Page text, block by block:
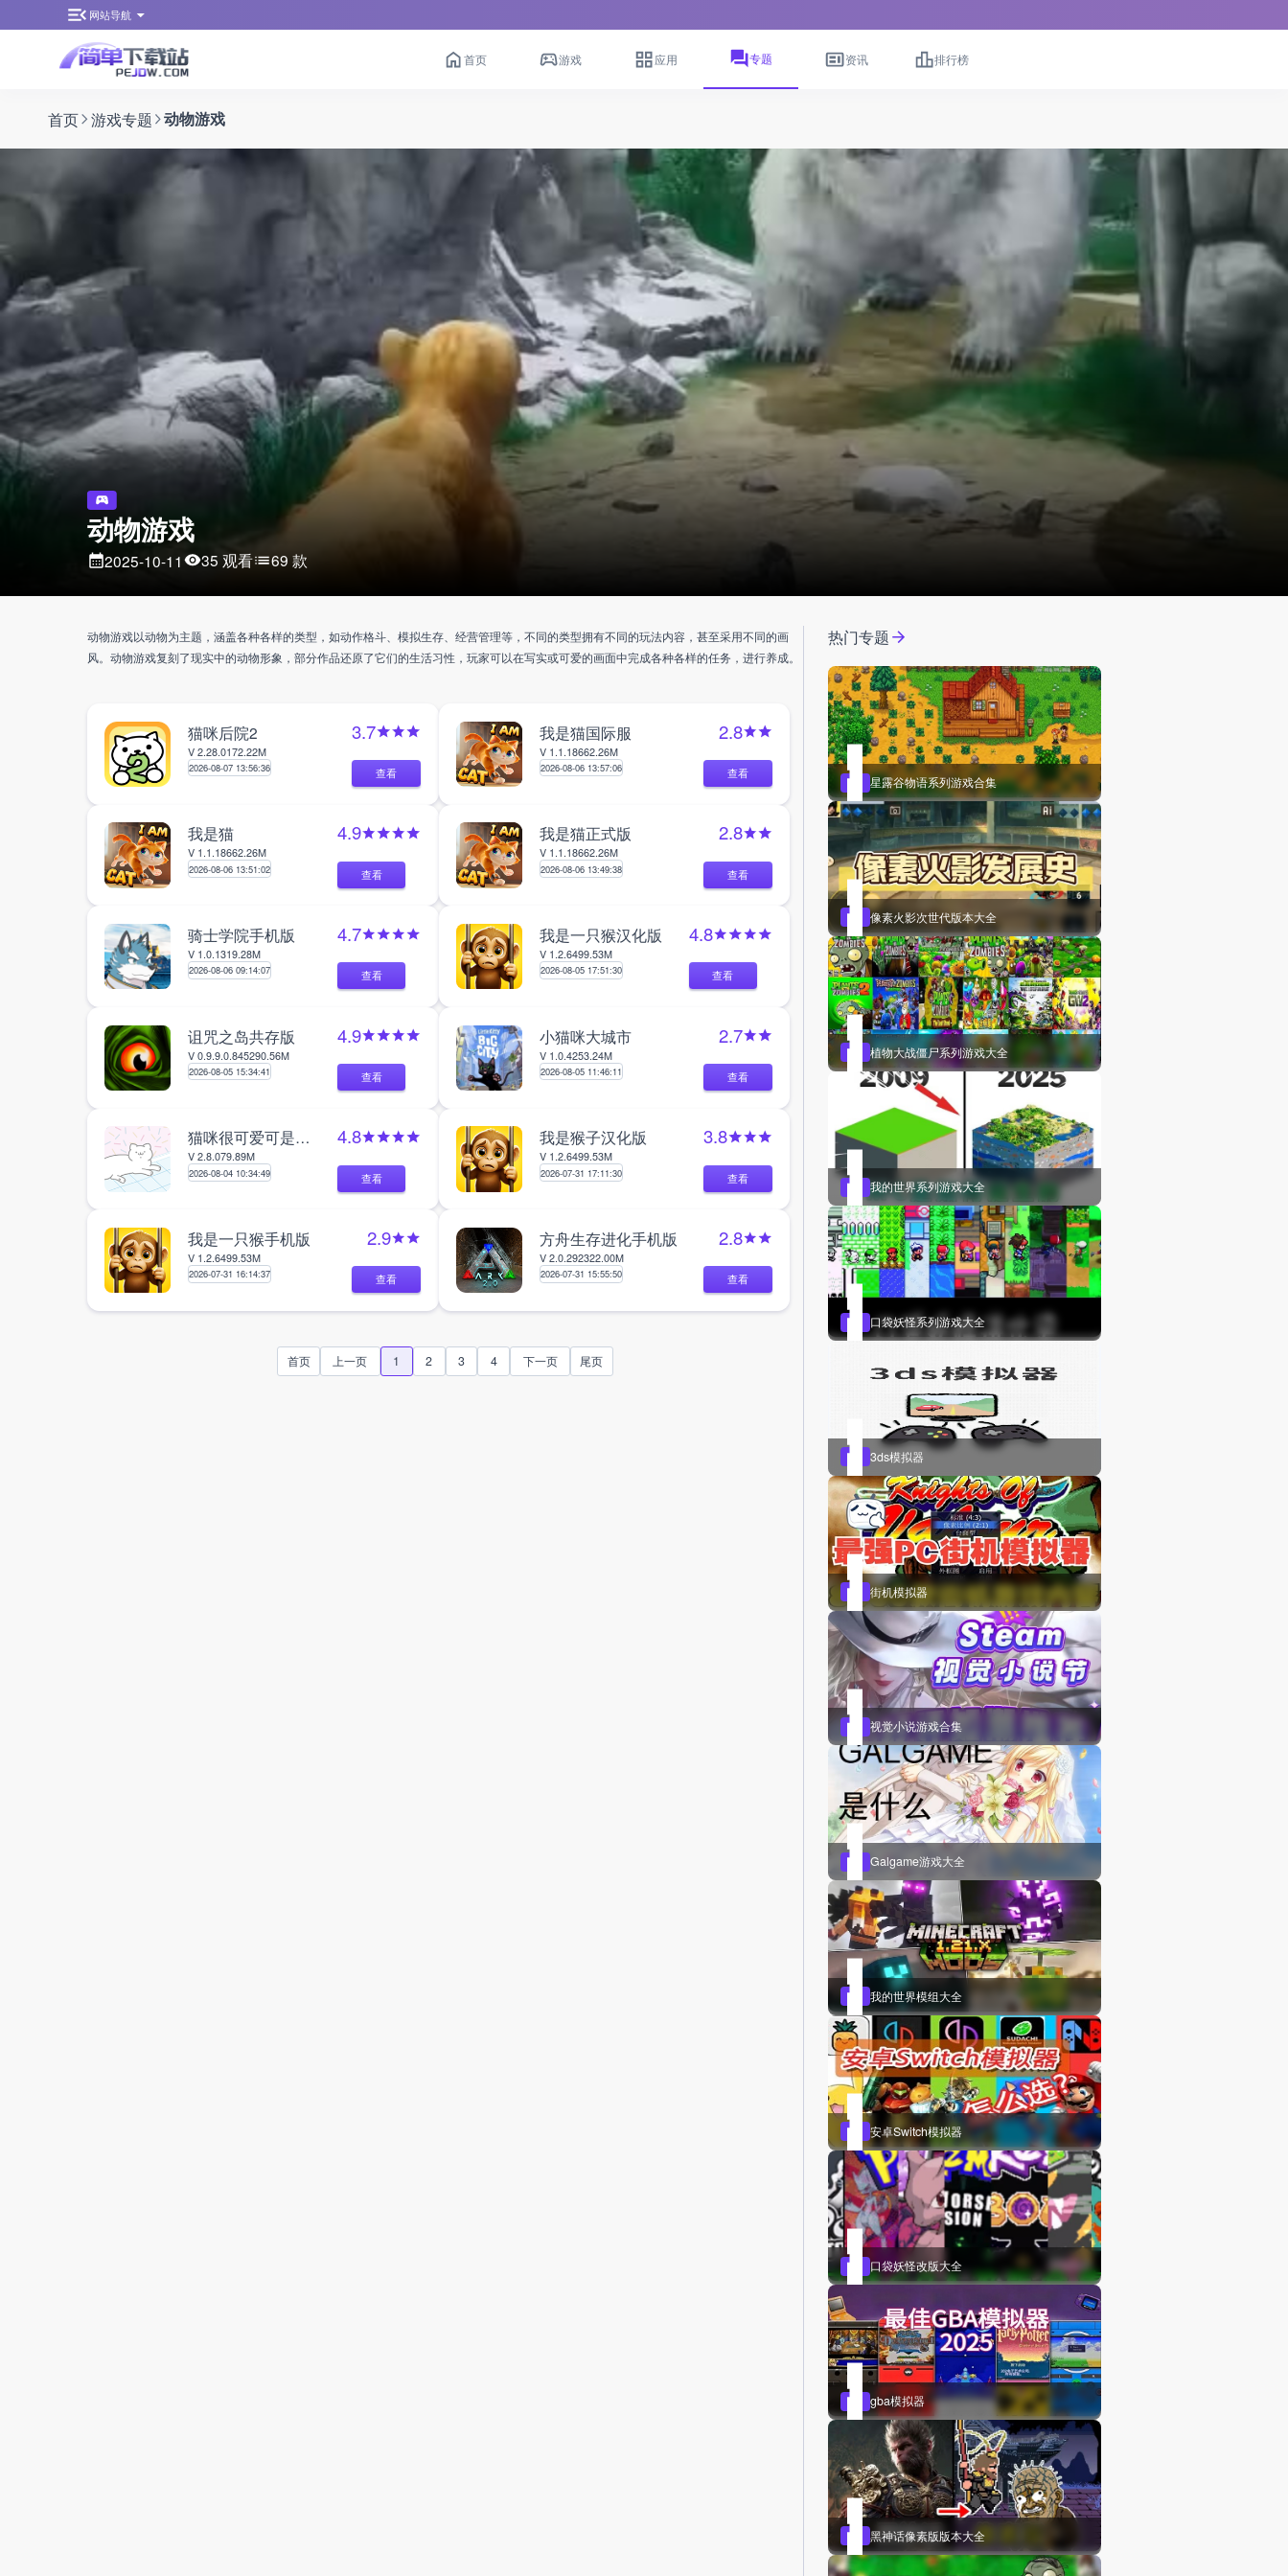
网站导航
首页 游戏 应用 专题 资讯 排行榜
首页 游戏专题 动物游戏
动物游戏
2025-10-11 35 观看 69 款
动物游戏以动物为主题，涵盖各种各样的类型，如动作格斗、模拟生存、经营管理等，不同的类型拥有不同的玩法内容，甚至采用不同的画
风。动物游戏复刻了现实中的动物形象，部分作品还原了它们的生活习性，玩家可以在写实或可爱的画面中完成各种各样的任务，进行养成。
猫咪后院2
V 2.28.0172.22M
2026-08-07 13:56:36
3.7
查看
我是猫国际服
V 1.1.18662.26M
2026-08-06 13:57:06
2.8
查看
我是猫
V 1.1.18662.26M
2026-08-06 13:51:02
4.9
查看
我是猫正式版
V 1.1.18662.26M
2026-08-06 13:49:38
2.8
查看
骑士学院手机版
V 1.0.1319.28M
2026-08-06 09:14:07
4.7
查看
我是一只猴汉化版
V 1.2.6499.53M
2026-08-05 17:51:30
4.8
查看
诅咒之岛共存版
V 0.9.9.0.845290.56M
2026-08-05 15:34:41
4.9
查看
小猫咪大城市
V 1.0.4253.24M
2026-08-05 11:46:11
2.7
查看
猫咪很可爱可是我是幽灵
V 2.8.079.89M
2026-08-04 10:34:49
4.8
查看
我是猴子汉化版
V 1.2.6499.53M
2026-07-31 17:11:30
3.8
查看
我是一只猴手机版
V 1.2.6499.53M
2026-07-31 16:14:37
2.9
查看
方舟生存进化手机版
V 2.0.292322.00M
2026-07-31 15:55:50
2.8
查看
首页 上一页 1 2 3 4 下一页 尾页
热门专题
星露谷物语系列游戏合集
像素火影次世代版本大全
植物大战僵尸系列游戏大全
我的世界系列游戏大全
口袋妖怪系列游戏大全
3ds模拟器
街机模拟器
视觉小说游戏合集
Galgame游戏大全
我的世界模组大全
安卓Switch模拟器
口袋妖怪改版大全
gba模拟器
黑神话像素版版本大全